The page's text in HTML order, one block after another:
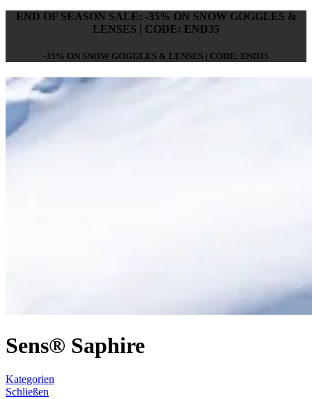
END OF SEASON SALE: -35% ON SNOW GOGGLES &
LENSES | CODE: END35
-35% ON SNOW GOGGLES & LENSES | CODE: END35
Sens® Saphire
Kategorien
Schließen